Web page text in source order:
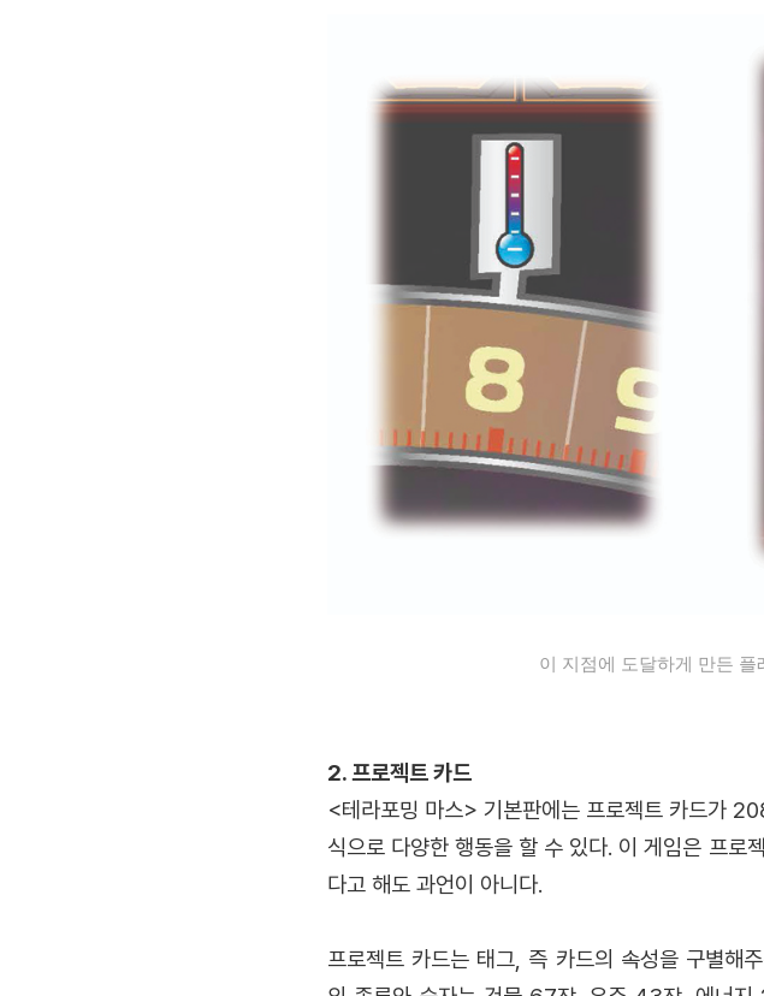
이 지점에 도달하게 만든
2. 프로젝트 카드
<테라포밍 마스> 기본판에는 프로젝트 카드가
식으로 다양한 행동을 할 수 있다. 이 게임은 프로
다고 해도 과언이 아니다.
프로젝트 카드는 태그, 즉 카드의 속성을 구별해